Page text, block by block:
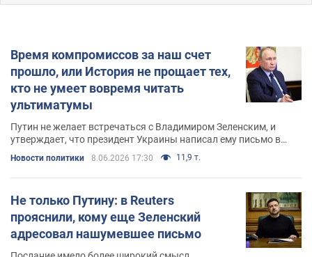
Время компромиссов за наш счет
прошло, или История не прощает тех,
кто не умеет вовремя читать
ультиматумы
Путин не желает встречаться с Владимиром Зеленским, и
утверждает, что президент Украины написал ему письмо в
Новости политики 8.06.2026 17:30 11,9 т.
Не только Путину: в Reuters
прояснили, кому еще Зеленский
адресовал нашумевшее письмо